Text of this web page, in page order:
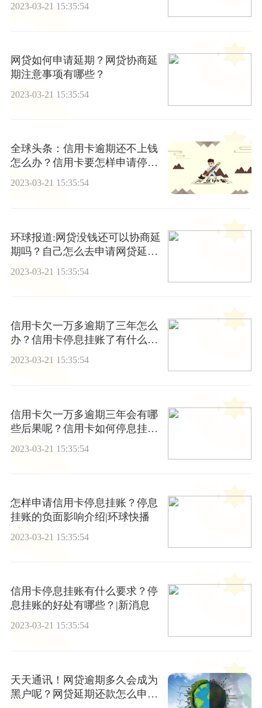
2023-03-21 15:35:54
网贷如何申请延期？网贷协商延
期注意事项有哪些？
2023-03-21 15:35:54
全球头条：信用卡逾期还不上钱
怎么办？信用卡要怎样申请停息
挂账呢？
2023-03-21 15:35:54
环球报道:网贷没钱还可以协商延
期吗？自己怎么去申请网贷延
2023-03-21 15:35:54
信用卡欠一万多逾期了三年怎么
办？信用卡停息挂账了有什么好
处？
2023-03-21 15:35:54
信用卡欠一万多逾期三年会有哪
些后果呢？信用卡如何停息挂账
2023-03-21 15:35:54
怎样申请信用卡停息挂账？停息
挂账的负面影响介绍|环球快播
2023-03-21 15:35:54
信用卡停息挂账有什么要求？停
息挂账的好处有哪些？|新消息
2023-03-21 15:35:54
天天通讯！网贷逾期多久会成为
黑户呢？网贷延期还款怎么申